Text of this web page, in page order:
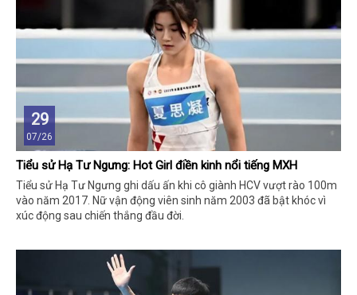
29
07/26
Tiểu sử Hạ Tư Ngưng: Hot Girl điền kinh nổi tiếng MXH
Tiểu sử Hạ Tư Ngưng ghi dấu ấn khi cô giành HCV vượt rào 100m
vào năm 2017. Nữ vận động viên sinh năm 2003 đã bật khóc vì
xúc động sau chiến thắng đầu đời.